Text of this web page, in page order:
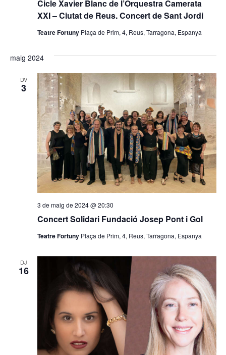
Cicle Xavier Blanc de l’Orquestra Camerata
XXI – Ciutat de Reus. Concert de Sant Jordi
Teatre Fortuny Plaça de Prim, 4, Reus, Tarragona, Espanya
maig 2024
DV
3
Concert Solidari Fundació Josep Pont i Gol
3 de maig de 2024 @ 20:30
Teatre Fortuny Plaça de Prim, 4, Reus, Tarragona, Espanya
DJ
16